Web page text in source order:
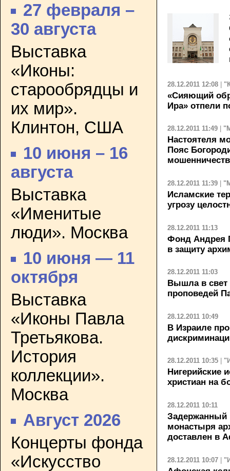
27 февраля –
30 августа
Выставка
«Иконы:
старообрядцы и
их мир».
Клинтон, США
10 июня – 16
августа
Выставка
«Именитые
люди». Москва
10 июня — 11
октября
Выставка
«Иконы Павла
Третьякова.
История
коллекции».
Москва
Август 2026
Концерты фонда
«Искусство
28.12.2011 12:08 |
«Сияющий
Ира» отпели
28.12.2011 11:49
Настоятеля
Пояс
28.12.2011 11:39
Исламские
угрозу
28.12.2011 11:13
Фонд Андрея
в защиту
28.12.2011 11:03
Вышла в свет
проповедей
28.12.2011 10:49
В Израиле
28.12.2011 10:35
Нигерийские
христиан на
28.12.2011 10:11
Задержанный
монастыря
доставлен в
28.12.2011 10:07